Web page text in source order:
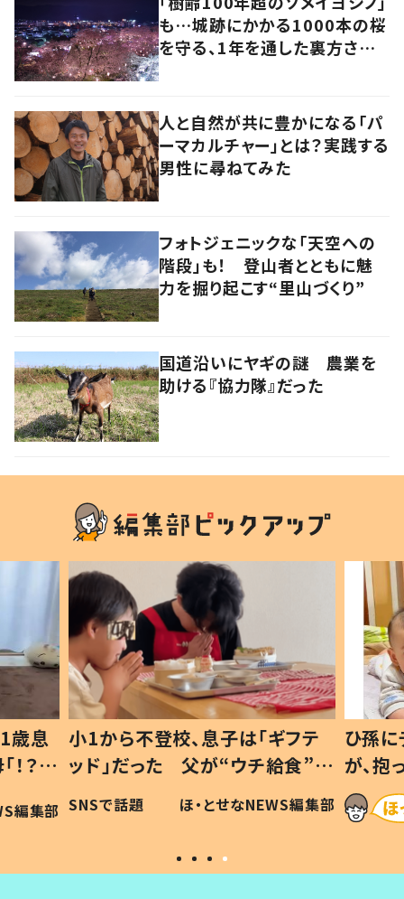
も…城跡にかかる1000本の桜
を守る、1年を通した裏方さん
人と自然が共に豊かになる「パ
ーマカルチャー」とは？実践する
男性に尋ねてみた
フォトジェニックな「天空への
階段」も！ 登山者とともに魅
力を掘り起こす“里山づくり”
国道沿いにヤギの謎 農業を
助ける『協力隊』だった
歳息
？」
編集部
小1から不登校、息子は「ギフテ
ッド」だった 父が“ウチ給食”を
作り続ける理由とは #令和の親
#令和の子
SNSで話題 ほ・とせなNEWS編集部
ひ孫
が、
「涙が
い」